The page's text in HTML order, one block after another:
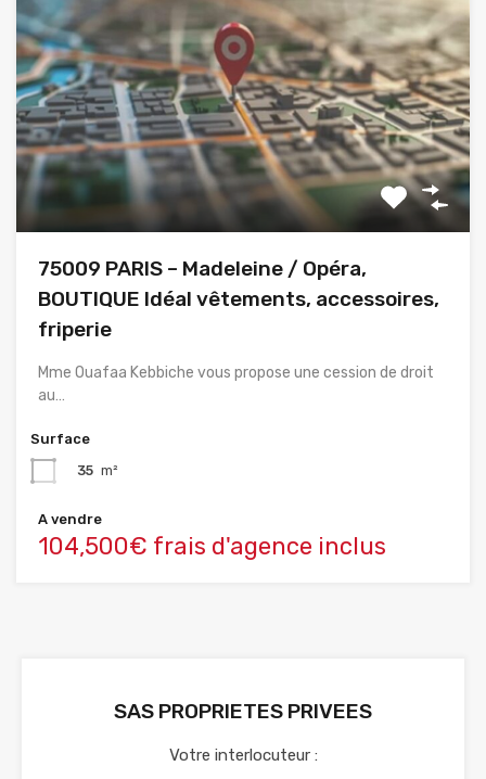
75009 PARIS – Madeleine / Opéra,
BOUTIQUE Idéal vêtements, accessoires,
friperie
Mme Ouafaa Kebbiche vous propose une cession de droit
au…
Surface
35 m²
A vendre
104,500€ frais d'agence inclus
SAS PROPRIETES PRIVEES
Votre interlocuteur :